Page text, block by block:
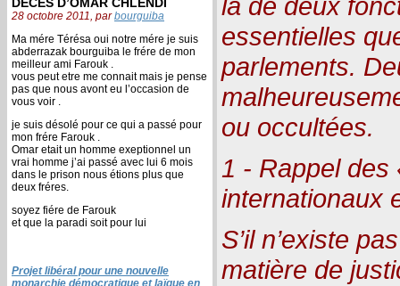
28 octobre 2011, parbourguiba
Ma mére Térésa oui notre mére je suis
abderrazak bourguiba le frére de mon
meilleur ami Farouk .
vous peut etre me connait mais je pense
pas que nous avont eu l’occasion de
vous voir .
je suis désolé pour ce qui a passé pour
mon frére Farouk .
Omar etait un homme exeptionnel un
vrai homme j’ai passé avec lui 6 mois
dans le prison nous étions plus que
deux fréres.
soyez fiére de Farouk
et que la paradi soit pour lui
Projet libéral pour une nouvelle
monarchie démocratique et laïque en
là de deux
essentielles
parlements.
ou occultées.
1 - Rappel des
internationaux
S’il n’existe
matière de